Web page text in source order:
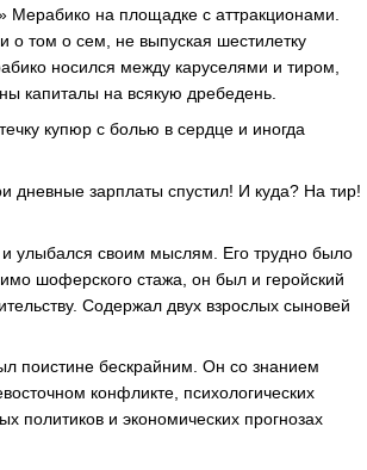
Мерабико на площадке с аттракционами.
о том о сем, не выпуская шестилетку
носился между каруселями и тиром,
капиталы на всякую дребедень.
купюр с болью в сердце и иногда
дневные зарплаты спустил! И куда? На тир!
улыбался своим мыслям. Его трудно было
шоферского стажа, он был и геройский
Содержал двух взрослых сыновей
поистине бескрайним. Он со знанием
конфликте, психологических
политиков и экономических прогнозах